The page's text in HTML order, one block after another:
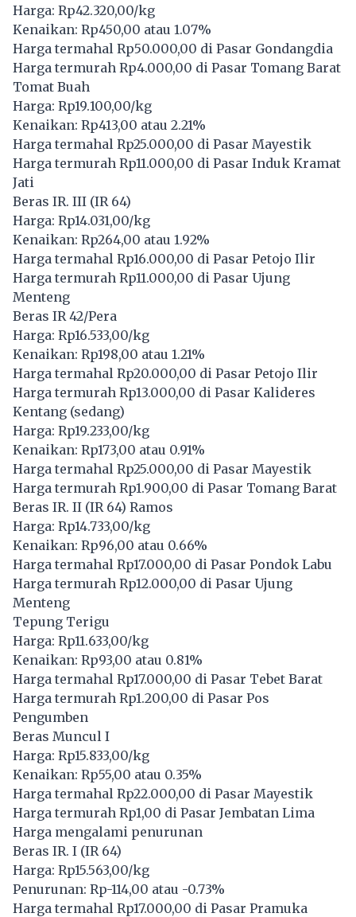
Harga: Rp42.320,00/kg
Kenaikan: Rp450,00 atau 1.07%
Harga termahal Rp50.000,00 di Pasar Gondangdia
Harga termurah Rp4.000,00 di Pasar Tomang Barat
Tomat Buah
Harga: Rp19.100,00/kg
Kenaikan: Rp413,00 atau 2.21%
Harga termahal Rp25.000,00 di Pasar Mayestik
Harga termurah Rp11.000,00 di Pasar Induk Kramat
Jati
Beras IR. III (IR 64)
Harga: Rp14.031,00/kg
Kenaikan: Rp264,00 atau 1.92%
Harga termahal Rp16.000,00 di Pasar Petojo Ilir
Harga termurah Rp11.000,00 di Pasar Ujung
Menteng
Beras IR 42/Pera
Harga: Rp16.533,00/kg
Kenaikan: Rp198,00 atau 1.21%
Harga termahal Rp20.000,00 di Pasar Petojo Ilir
Harga termurah Rp13.000,00 di Pasar Kalideres
Kentang (sedang)
Harga: Rp19.233,00/kg
Kenaikan: Rp173,00 atau 0.91%
Harga termahal Rp25.000,00 di Pasar Mayestik
Harga termurah Rp1.900,00 di Pasar Tomang Barat
Beras IR. II (IR 64) Ramos
Harga: Rp14.733,00/kg
Kenaikan: Rp96,00 atau 0.66%
Harga termahal Rp17.000,00 di Pasar Pondok Labu
Harga termurah Rp12.000,00 di Pasar Ujung
Menteng
Tepung Terigu
Harga: Rp11.633,00/kg
Kenaikan: Rp93,00 atau 0.81%
Harga termahal Rp17.000,00 di Pasar Tebet Barat
Harga termurah Rp1.200,00 di Pasar Pos
Pengumben
Beras Muncul I
Harga: Rp15.833,00/kg
Kenaikan: Rp55,00 atau 0.35%
Harga termahal Rp22.000,00 di Pasar Mayestik
Harga termurah Rp1,00 di Pasar Jembatan Lima
Harga mengalami penurunan
Beras IR. I (IR 64)
Harga: Rp15.563,00/kg
Penurunan: Rp-114,00 atau -0.73%
Harga termahal Rp17.000,00 di Pasar Pramuka